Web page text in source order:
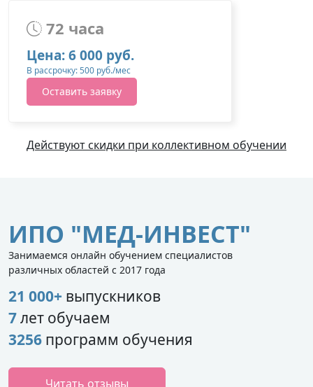
72 часа
Цена: 6 000 руб.
В рассрочку: 500 руб./мес
Оставить заявку
Действуют скидки при коллективном обучении
ИПО "МЕД-ИНВЕСТ"
Занимаемся онлайн обучением специалистов
различных областей с 2017 года
21 000+ выпускников
7лет обучаем
3256 программ обучения
Читать отзывы